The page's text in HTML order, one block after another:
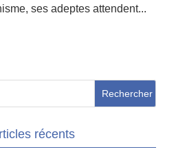
ses adeptes attendent...
récents